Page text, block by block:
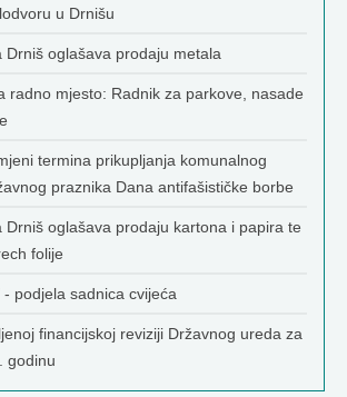
u Drnišu
Drniš oglašava prodaju metala
radno mjesto: Radnik za parkove, nasade
termina prikupljanja komunalnog
praznika Dana antifašističke borbe
Drniš oglašava prodaju kartona i papira te
folije
podjela sadnica cvijeća
financijskoj reviziji Državnog ureda za
godinu